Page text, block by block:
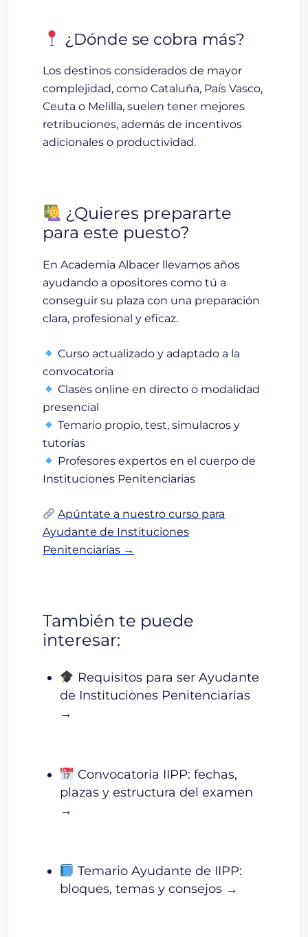
¿Dónde se cobra más?
Los destinos considerados de mayor
complejidad, como Cataluña, País Vasco,
Ceuta o Melilla, suelen tener mejores
retribuciones, además de incentivos
adicionales o productividad.
¿Quieres prepararte
para este puesto?
En Academia Albacer llevamos años
ayudando a opositores como tú a
conseguir su plaza con una preparación
clara, profesional y eficaz.
Curso actualizado y adaptado a la
convocatoria
Clases online en directo o modalidad
presencial
Temario propio, test, simulacros y
tutorías
Profesores expertos en el cuerpo de
Instituciones Penitenciarias
Apúntate a nuestro curso para
Ayudante de Instituciones
Penitenciarias →
También te puede
interesar:
Requisitos para ser Ayudante
de Instituciones Penitenciarias
→
Convocatoria IIPP: fechas,
plazas y estructura del examen
→
Temario Ayudante de IIPP:
bloques, temas y consejos →